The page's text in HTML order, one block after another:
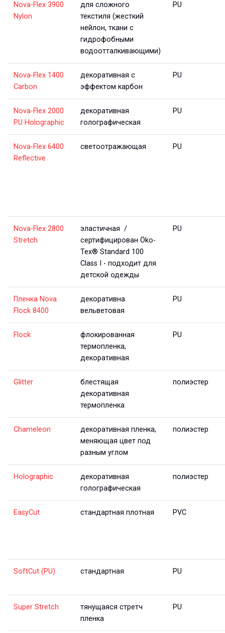
Nova-Flex 3900
Nylon
для сложного
текстиля (жесткий
нейлон, ткани с
гидрофобными
водоотталкивающими)
PU
Nova-Flex 1400
Carbon
декоративная с
эффектом карбон
PU
Nova-Flex 2000
PU Holographic
декоративная
голографическая
PU
Nova-Flex 6400
Reflective
светоотражающая PU
Nova-Flex 2800
Stretch
эластичная /
сертифицирован Öko-
Tex® Standard 100
Class I - подходит для
детской одежды
PU
Пленка Nova
Flock 8400
декоративна
вельветовая
PU
Flock
флокированная
термопленка,
декоративная
PU
Glitter
блестящая
декоративная
термопленка
полиэстер
Chameleon
декоративная пленка,
меняющая цвет под
разным углом
полиэстер
Holographic
декоративная
голографическая
полиэстер
EasyCut стандартная плотная PVC
SoftCut (PU) стандартная PU
Super Stretch
тянущаяся стретч
пленка
PU